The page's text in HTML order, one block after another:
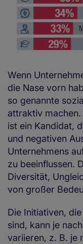
Wenn
die Nase vorn
so genannte
attraktiv
ist ein Kandidat,
und negativen
Unternehmens
zu beeinflussen.
Diversität,
von großer
Die Initiativen,
sind, kann je
variieren, z. B. je